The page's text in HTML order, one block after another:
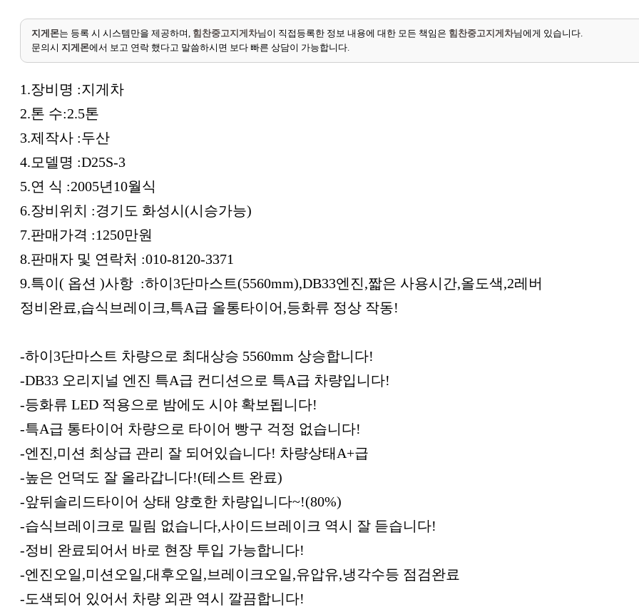
지게몬는 등록 시 시스템만을 제공하며, 힘찬중고지게차님이 직접등록한 정보 내용에 대한 모든 책임은 힘찬중고지게차님에게 있습니다.
문의시 지게몬에서 보고 연락 했다고 말씀하시면 보다 빠른 상담이 가능합니다.
1.장비명 :지게차
2.톤 수:2.5톤
3.제작사 :두산
4.모델명 :D25S-3
5.연 식 :2005년10월식
6.장비위치 :경기도 화성시(시승가능)
7.판매가격 :1250만원
8.판매자 및 연락처 :010-8120-3371
9.특이( 옵션 )사항 :하이3단마스트(5560mm),DB33엔진,짧은 사용시간,올도색,2레버
정비완료,습식브레이크,특A급 올통타이어,등화류 정상 작동!
-하이3단마스트 차량으로 최대상승 5560mm 상승합니다!
-DB33 오리지널 엔진 특A급 컨디션으로 특A급 차량입니다!
-등화류 LED 적용으로 밤에도 시야 확보됩니다!
-특A급 통타이어 차량으로 타이어 빵구 걱정 없습니다!
-엔진,미션 최상급 관리 잘 되어있습니다! 차량상태A+급
-높은 언덕도 잘 올라갑니다!(테스트 완료)
-앞뒤솔리드타이어 상태 양호한 차량입니다~!(80%)
-습식브레이크로 밀림 없습니다,사이드브레이크 역시 잘 듣습니다!
-정비 완료되어서 바로 현장 투입 가능합니다!
-엔진오일,미션오일,대후오일,브레이크오일,유압유,냉각수등 점검완료
-도색되어 있어서 차량 외관 역시 깔끔합니다!